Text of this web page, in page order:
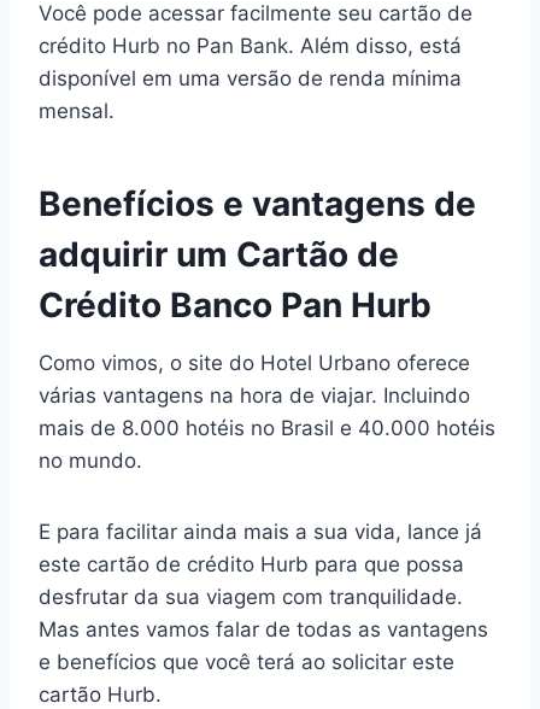
Você pode acessar facilmente seu cartão de
crédito Hurb no Pan Bank. Além disso, está
disponível em uma versão de renda mínima
mensal.
Benefícios e vantagens de
adquirir um Cartão de
Crédito Banco Pan Hurb
Como vimos, o site do Hotel Urbano oferece
várias vantagens na hora de viajar. Incluindo
mais de 8.000 hotéis no Brasil e 40.000 hotéis
no mundo.
E para facilitar ainda mais a sua vida, lance já
este cartão de crédito Hurb para que possa
desfrutar da sua viagem com tranquilidade.
Mas antes vamos falar de todas as vantagens
e benefícios que você terá ao solicitar este
cartão Hurb.